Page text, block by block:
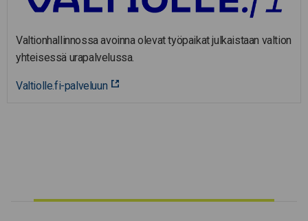
Valtionhallinnossa avoinna olevat työpaikat julkaistaan valtion
yhteisessä urapalvelussa.
Valtiolle.fi-palveluun